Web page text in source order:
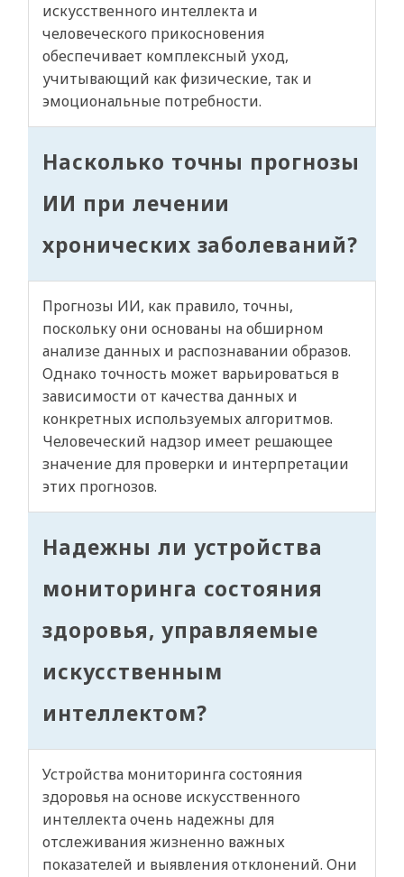
искусственного интеллекта и
человеческого прикосновения
обеспечивает комплексный уход,
учитывающий как физические, так и
эмоциональные потребности.
Насколько точны прогнозы
ИИ при лечении
хронических заболеваний?
Прогнозы ИИ, как правило, точны,
поскольку они основаны на обширном
анализе данных и распознавании образов.
Однако точность может варьироваться в
зависимости от качества данных и
конкретных используемых алгоритмов.
Человеческий надзор имеет решающее
значение для проверки и интерпретации
этих прогнозов.
Надежны ли устройства
мониторинга состояния
здоровья, управляемые
искусственным
интеллектом?
Устройства мониторинга состояния
здоровья на основе искусственного
интеллекта очень надежны для
отслеживания жизненно важных
показателей и выявления отклонений. Они